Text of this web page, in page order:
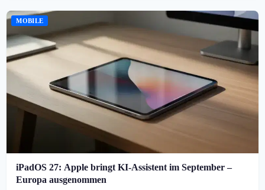
MOBILE
iPadOS 27: Apple bringt KI-Assistent im September –
Europa ausgenommen